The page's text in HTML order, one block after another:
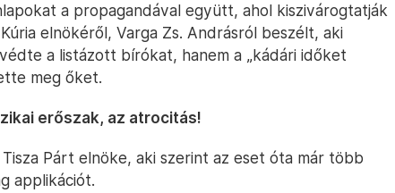
a propagandával együtt, ahol kiszivárogtatják
elnökéről, Varga Zs. Andrásról beszélt, aki
a listázott bírókat, hanem a „kádári időket
meg őket.
erőszak, az atrocitás!
Párt elnöke, aki szerint az eset óta már több
applikációt.